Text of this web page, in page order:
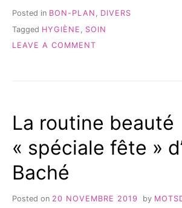
ROCHE-
:
POUR
TOUTE
LA
FAMILLE »
Posted in BON-PLAN , DIVERS
Tagged HYGIÈNE
SOIN
LEAVE A COMMENT
:
UNE
ROUTINE
SKINCARE
POUR
La routine beauté
« spéciale fête »
Baché
Posted on 20 NOVEMBRE 2019 by